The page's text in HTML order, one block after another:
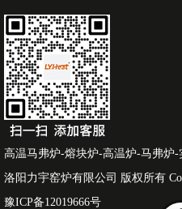
高温马弗炉-熔块炉-高温炉-马弗炉
洛阳力宇窑炉有限公司 版权所有
豫ICP备12019666号